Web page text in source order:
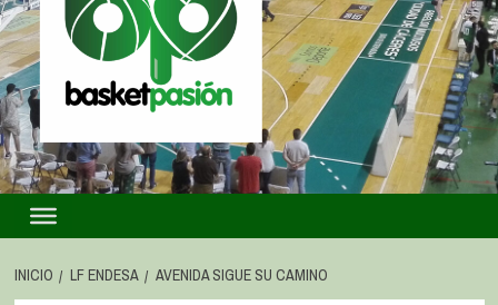
INICIO LF ENDESA AVENIDA SIGUE SU CAMINO